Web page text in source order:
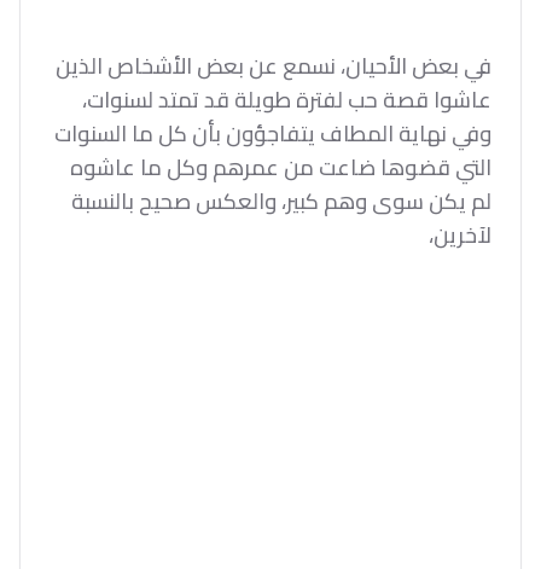
في بعض الأحيان، نسمع عن بعض الأشخاص الذين
عاشوا قصة حب لفترة طويلة قد تمتد لسنوات،
وفي نهاية المطاف يتفاجؤون بأن كل ما السنوات
التي قضوها ضاعت من عمرهم وكل ما عاشوه
لم يكن سوى وهم كبير، والعكس صحيح بالنسبة
لآخرين،